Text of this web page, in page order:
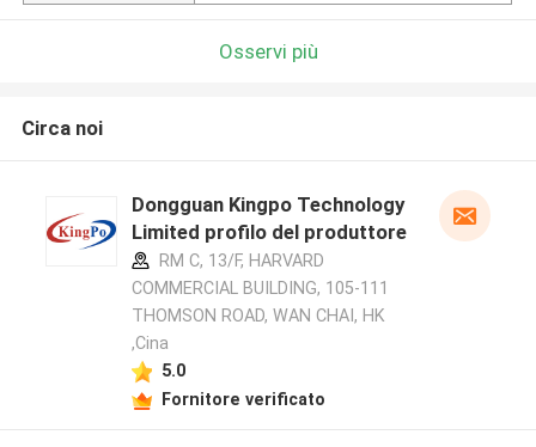
Osservi più
Circa noi
Dongguan Kingpo Technology
Limited profilo del produttore
RM C, 13/F, HARVARD
COMMERCIAL BUILDING, 105-111
THOMSON ROAD, WAN CHAI, HK
,Cina
5.0
Fornitore verificato